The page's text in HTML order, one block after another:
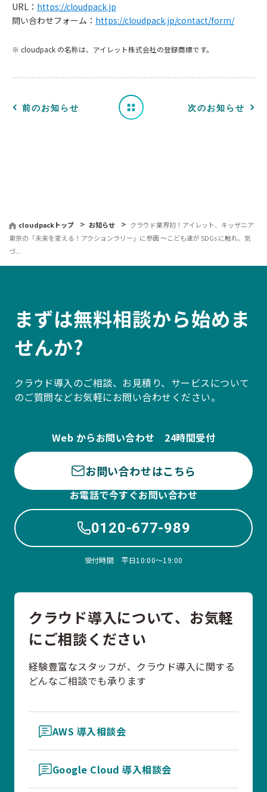
URL： https://cloudpack.jp
問い合わせフォーム： https://cloudpack.jp/contact/form/
※ cloudpack の名称は、アイレット株式会社の登録商標です。
前のお知らせ
ら
せ
一 次のお知らせ
cloudpackトップ お知らせ
クラウド業界初！アイレット、キッザニア
東京の「未来を変える！アクションラリー」に参画 ～こども達が SDGs に触れ、気
づ...
まずは無料相談から始めま
せんか?
クラウド導入のご相談、お見積り、サービスについて
のご質問などお気軽にお問い合わせください。
Web からお問い合わせ 24時間受付
お問い合わせはこちら
お電話で今すぐお問い合わせ
0120-677-989
受付時間 平日10:00〜19:00
クラウド導入について、お気軽
にご相談ください
経験豊富なスタッフが、クラウド導入に関する
どんなご相談でも承ります
AWS 導入相談会
Google Cloud 導入相談会